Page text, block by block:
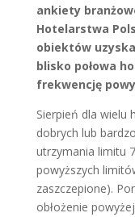
ankiety
Hotelarstwa
obiektów
blisko połowa
frekwencję
Sierpień dla wielu
dobrych lub
utrzymania limitu
powyższych
zaszczepione).
obłożenie